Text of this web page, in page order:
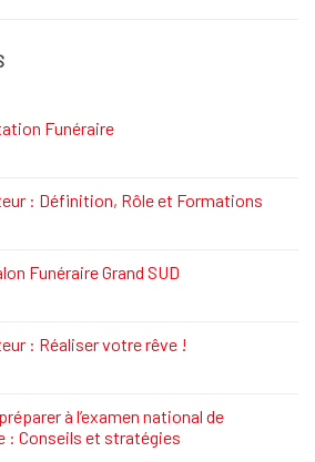
Funéraire
: Définition, Rôle et Formations
Funéraire Grand SUD
: Réaliser votre rêve !
Réaliser
à l’examen national de
: Conseils et stratégies